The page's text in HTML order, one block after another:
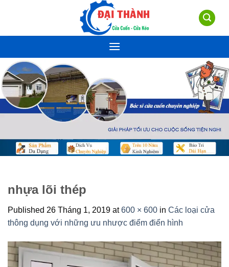
nhựa lõi thép
Published 26 Tháng 1, 2019 at600 × 600 in Các loại cửa
thông dụng với những ưu nhược điểm điển hình